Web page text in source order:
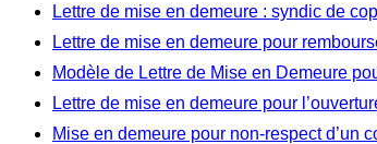
Lettre de mise en demeure : syndic de
Lettre de mise en demeure pour
Modèle de Lettre de Mise en Demeure
Lettre de mise en demeure pour
Mise en demeure pour non-respect d’un